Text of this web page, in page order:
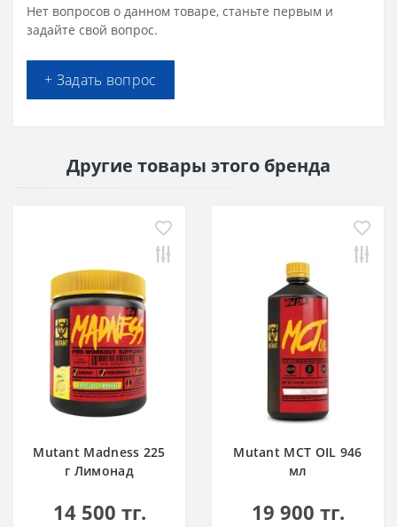
Нет вопросов о данном товаре, станьте первым и
задайте свой вопрос.
+ Задать вопрос
Другие товары этого бренда
Mutant Madness 225
г Лимонад
14 500 тг.
Mutant MCT OIL 946
мл
19 900 тг.